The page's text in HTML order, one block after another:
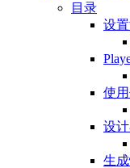
目录
设
使
设
生